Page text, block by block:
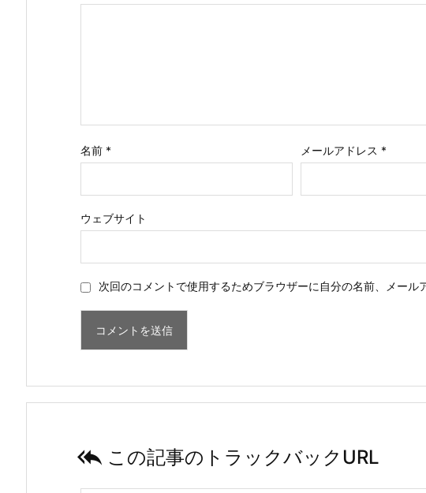
名前 * メールアドレス *
ウェブサイト
次回のコメントで使用するためブラウザーに自分の名前、メール
 この記事のトラックバックURL